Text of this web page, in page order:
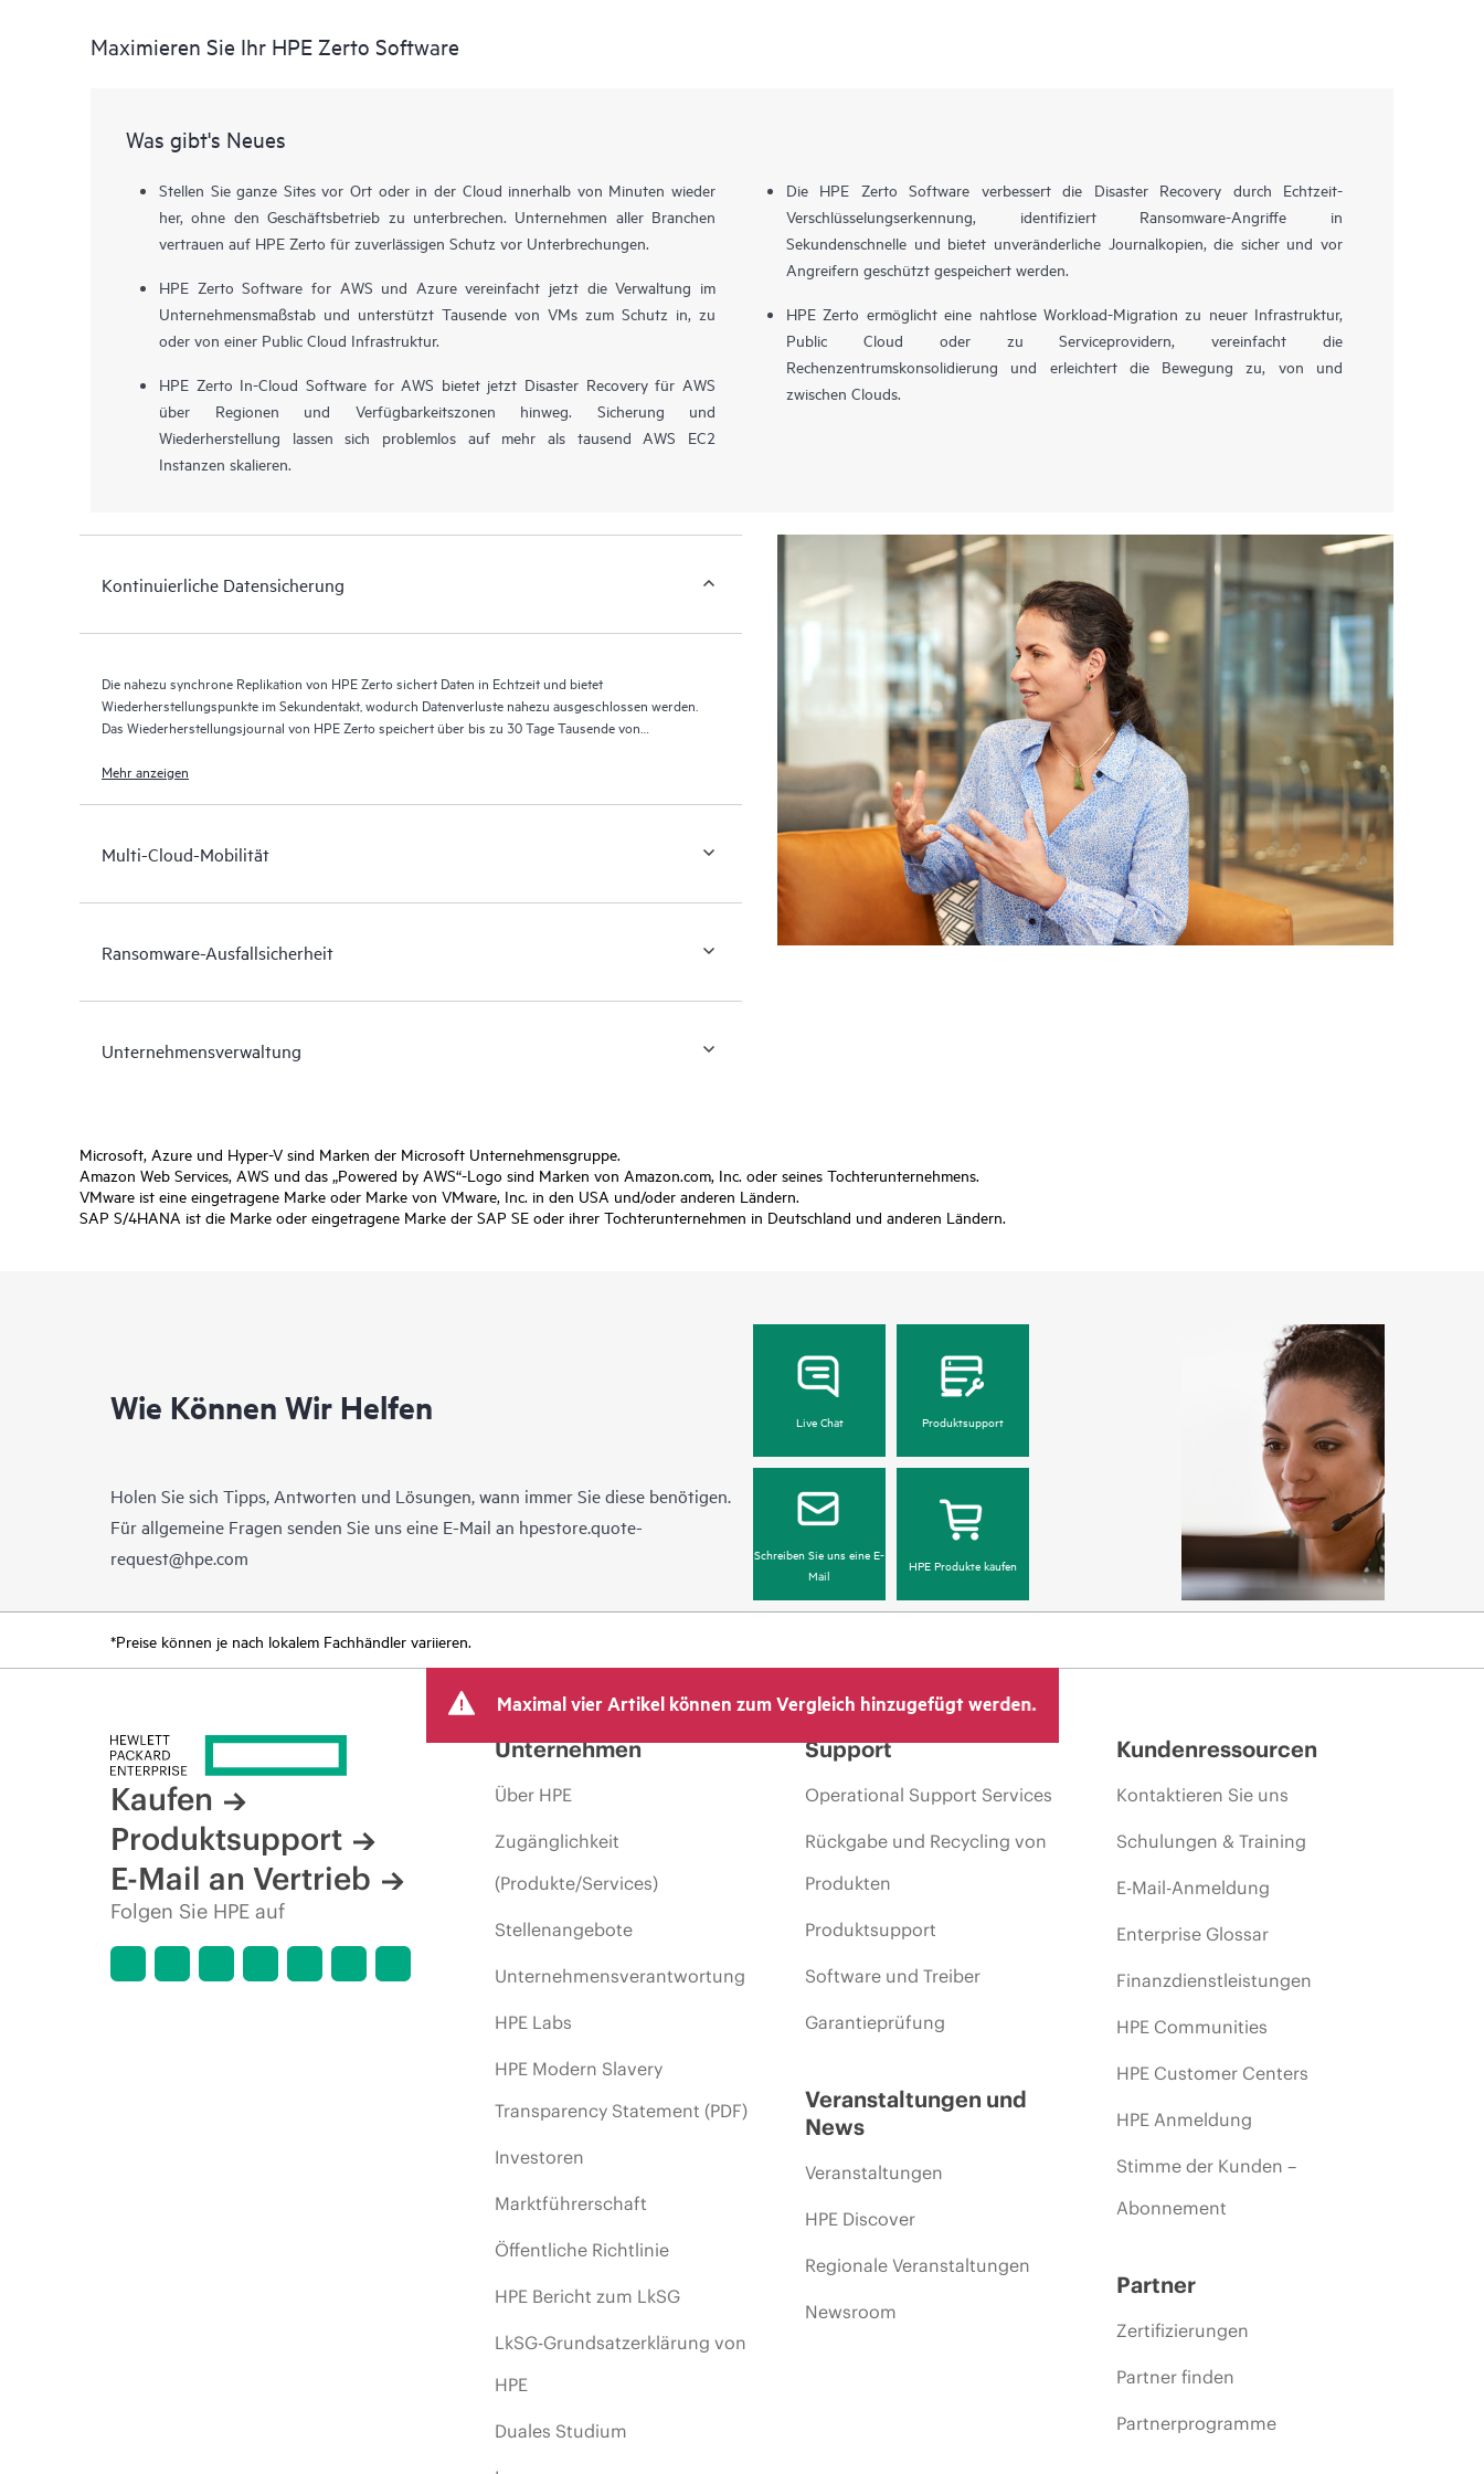
Maximieren Sie Ihr HPE Zerto Software
Was gibt's Neues
Stellen Sie ganze Sites vor Ort oder in der Cloud innerhalb von Minuten wieder
her, ohne den Geschäftsbetrieb zu unterbrechen. Unternehmen aller Branchen
vertrauen auf HPE Zerto für zuverlässigen Schutz vor Unterbrechungen.
HPE Zerto Software for AWS und Azure vereinfacht jetzt die Verwaltung im
Unternehmensmaßstab und unterstützt Tausende von VMs zum Schutz in, zu
oder von einer Public Cloud Infrastruktur.
HPE Zerto In-Cloud Software for AWS bietet jetzt Disaster Recovery für AWS
über Regionen und Verfügbarkeitszonen hinweg. Sicherung und
Wiederherstellung lassen sich problemlos auf mehr als tausend AWS EC2
Instanzen skalieren.
Die HPE Zerto Software verbessert die Disaster Recovery durch Echtzeit-
Verschlüsselungserkennung, identifiziert Ransomware-Angriffe in
Sekundenschnelle und bietet unveränderliche Journalkopien, die sicher und vor
Angreifern geschützt gespeichert werden.
HPE Zerto ermöglicht eine nahtlose Workload-Migration zu neuer Infrastruktur,
Public Cloud oder zu Serviceprovidern, vereinfacht die
Rechenzentrumskonsolidierung und erleichtert die Bewegung zu, von und
zwischen Clouds.
Kontinuierliche Datensicherung
Die nahezu synchrone Replikation von HPE Zerto sichert Daten in Echtzeit und bietet
Wiederherstellungspunkte im Sekundentakt, wodurch Datenverluste nahezu ausgeschlossen werden.
Das Wiederherstellungsjournal von HPE Zerto speichert über bis zu 30 Tage Tausende von
Mehr anzeigen
Multi-Cloud-Mobilität
Ransomware-Ausfallsicherheit
Unternehmensverwaltung
Microsoft, Azure und Hyper-V sind Marken der Microsoft Unternehmensgruppe.
Amazon Web Services, AWS und das „Powered by AWS“-Logo sind Marken von Amazon.com, Inc. oder seines Tochterunternehmens.
VMware ist eine eingetragene Marke oder Marke von VMware, Inc. in den USA und/oder anderen Ländern.
SAP S/4HANA ist die Marke oder eingetragene Marke der SAP SE oder ihrer Tochterunternehmen in Deutschland und anderen Ländern.
Wie Können Wir Helfen
Holen Sie sich Tipps, Antworten und Lösungen, wann immer Sie diese benötigen.
Für allgemeine Fragen senden Sie uns eine E-Mail an hpestore.quote-
request@hpe.com
Live Chat Produktsupport
Schreiben Sie uns eine E-
Mail
HPE Produkte kaufen
*Preise können je nach lokalem Fachhändler variieren.
Maximal vier Artikel können zum Vergleich hinzugefügt werden.
Kaufen
Produktsupport
E-Mail an Vertrieb
Folgen Sie HPE auf
Unternehmen
Über HPE
Zugänglichkeit
(Produkte/Services)
Stellenangebote
Unternehmensverantwortung
HPE Labs
HPE Modern Slavery
Transparency Statement (PDF)
Investoren
Marktführerschaft
Öffentliche Richtlinie
HPE Bericht zum LkSG
LkSG-Grundsatzerklärung von
HPE
Duales Studium
Support
Operational Support Services
Rückgabe und Recycling von
Produkten
Produktsupport
Software und Treiber
Garantieprüfung
Veranstaltungen und
News
Veranstaltungen
HPE Discover
Regionale Veranstaltungen
Newsroom
Kundenressourcen
Kontaktieren Sie uns
Schulungen & Training
E-Mail-Anmeldung
Enterprise Glossar
Finanzdienstleistungen
HPE Communities
HPE Customer Centers
HPE Anmeldung
Stimme der Kunden –
Abonnement
Partner
Zertifizierungen
Partner finden
Partnerprogramme